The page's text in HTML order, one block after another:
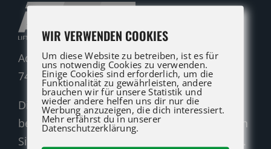
Adolf-Heim-Straße 14
74321 Bietigheim-Bissingen
Die ATG LIFT Profis für Verkauf und Service
beraten Sie gerne. Rufen Sie an oder nutzen
Sie unser Kontaktformular für eine Anfrage.
WIR VERWENDEN COOKIES
Um diese Website zu betreiben, ist es für
uns notwendig Cookies zu verwenden.
Einige Cookies sind erforderlich, um die
Funktionalität zu gewährleisten, andere
brauchen wir für unsere Statistik und
wieder andere helfen uns dir nur die
Werbung anzuzeigen, die dich interessiert.
Mehr erfährst du in unserer
Datenschutzerklärung.